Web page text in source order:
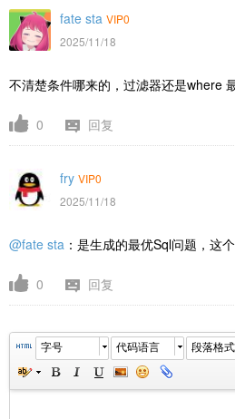
fate sta VIP0
2025/11/18
不清楚条件哪来的，过滤器还是where
0 回复
fry VIP0
2025/11/18
@fate sta ： 是生成的最优Sql问题， 这
0 回复
字号 代码语言 段落格式